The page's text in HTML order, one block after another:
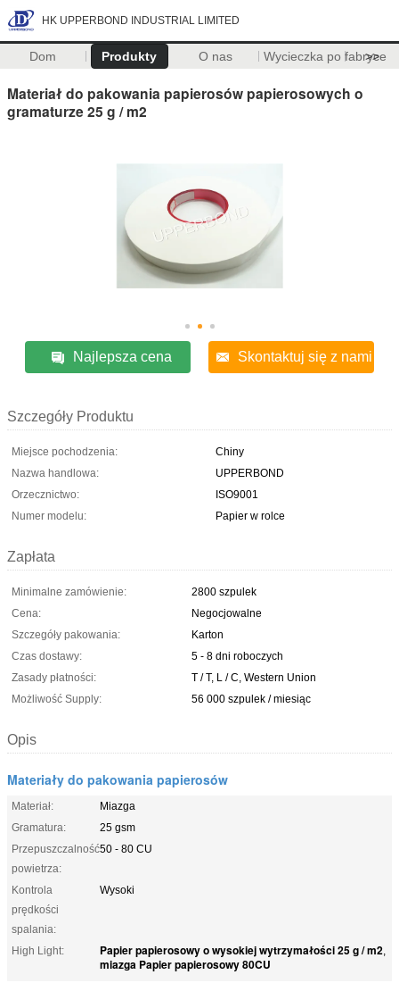
HK UPPERBOND INDUSTRIAL LIMITED
Dom Produkty O nas Wycieczka po fabryce
>>
Materiał do pakowania papierosów papierosowych o
gramaturze 25 g / m2
Najlepsza cena Skontaktuj się z nami
Szczegóły Produktu
Miejsce pochodzenia:
Chiny
Nazwa handlowa:
UPPERBOND
Orzecznictwo:
ISO9001
Numer modelu:
Papier w rolce
Zapłata
Minimalne zamówienie:
2800 szpulek
Cena:
Negocjowalne
Szczegóły pakowania:
Karton
Czas dostawy:
5 - 8 dni roboczych
Zasady płatności:
T / T, L / C, Western Union
Możliwość Supply:
56 000 szpulek / miesiąc
Opis
Materiały do ​​pakowania papierosów
Materiał:
Miazga
Gramatura:
25 gsm
Przepuszczalność
powietrza:
50 - 80 CU
Kontrola
prędkości
spalania:
Wysoki
High Light: Papier papierosowy o wysokiej wytrzymałości 25 g / m2,
miazga Papier papierosowy 80CU